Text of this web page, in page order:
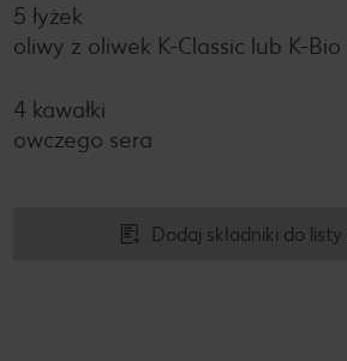
5 łyżek
oliwy z oliwek K-Classic lub K-Bio
4 kawałki
owczego sera
Dodaj składniki do